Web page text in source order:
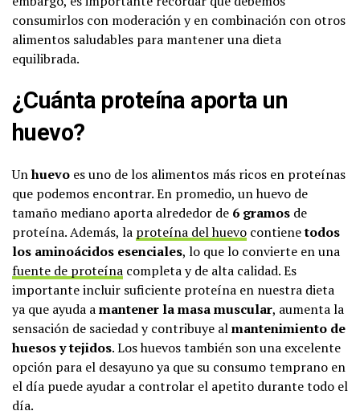
consumirlos con moderación y en combinación con otros
alimentos saludables para mantener una dieta
equilibrada.
¿Cuánta proteína aporta un
huevo?
Unhuevo es uno de los alimentos más ricos en proteínas
que podemos encontrar. En promedio, un huevo de
tamaño mediano aporta alrededor de 6 gramos de
proteína. Además, la proteína del huevo contienetodos
los aminoácidos esenciales, lo que lo convierte en una
fuente de proteína completa y de alta calidad. Es
importante incluir suficiente proteína en nuestra dieta
ya que ayuda amantener la masa muscular, aumenta la
sensación de saciedad y contribuye almantenimiento de
huesos y tejidos. Los huevos también son una excelente
opción para el desayuno ya que su consumo temprano en
el día puede ayudar a controlar el apetito durante todo el
día.